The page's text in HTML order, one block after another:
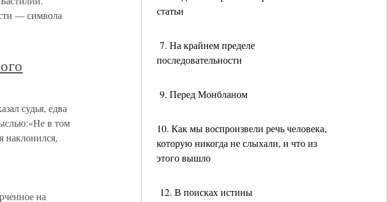
статьи
7. На крайнем пределе
последовательности
9. Перед Монбланом
10. Как мы воспроизвели речь человека,
которую никогда не слыхали, и что из
этого вышло
12. В поисках истины
— символа
судья, едва
в том
наклонился,
на